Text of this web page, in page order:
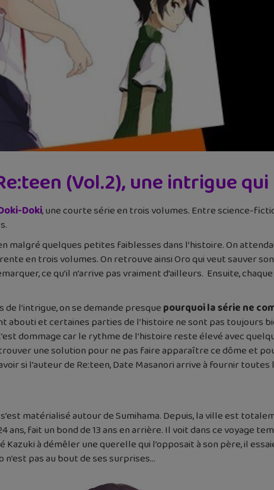
(Vol.2), une intrigue
Doki, une courte série en trois volumes. Entre science-
malgré quelques petites faiblesses dans l’histoire. On
en trois volumes. On retrouve ainsi Oro qui veut sauver
ce qu’il n’arrive pas vraiment d’ailleurs. Ensuite,
l’intrigue, on se demande presquepourquoi la série ne
abouti et certaines parties de l’histoire ne sont pas toujours
dommage car le rythme de l’histoire reste élevé avec
une solution pour ne pas faire apparaître ce dôme et
si l’auteur de Re:teen, Date Masanori arrive à fournir
matérialisé autour de Sumihama. Depuis, la ville est
ans, fait un bond de 13 ans en arrière. Il voit dans ce voyage
à démêler une querelle qui l’opposait à son père, il
n’est pas au bout de ses surprises…